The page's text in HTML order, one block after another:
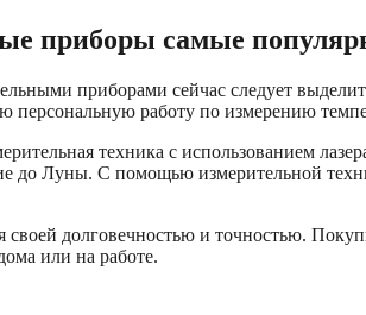
приборы самые
приборами сейчас следует
работу по измерению
техника с использованием
до Луны. С помощью измерительной
долговечностью и точностью.
или на работе.